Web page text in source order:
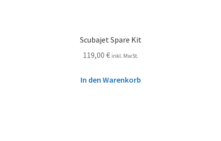
Scubajet Spare Kit
119,00 € inkl. MwSt.
In den Warenkorb